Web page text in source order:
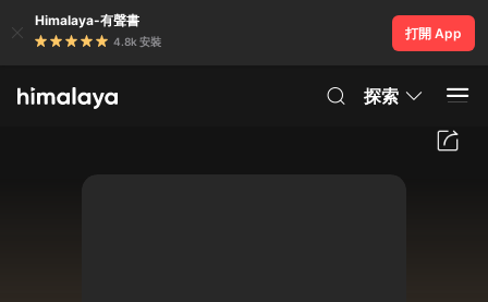
Himalaya-有聲書
4.8k 安裝
打開 App
探索